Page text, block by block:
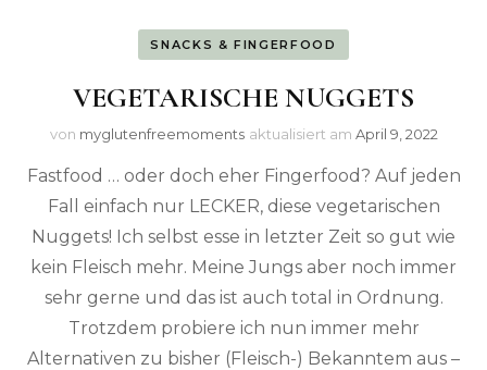
SNACKS & FINGERFOOD
VEGETARISCHE NUGGETS
von myglutenfreemoments aktualisiert am April 9, 2022
Fastfood … oder doch eher Fingerfood? Auf jeden
Fall einfach nur LECKER, diese vegetarischen
Nuggets! Ich selbst esse in letzter Zeit so gut wie
kein Fleisch mehr. Meine Jungs aber noch immer
sehr gerne und das ist auch total in Ordnung.
Trotzdem probiere ich nun immer mehr
Alternativen zu bisher (Fleisch-) Bekanntem aus –